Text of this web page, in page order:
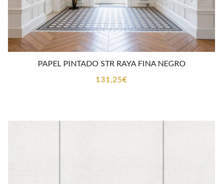
PAPEL PINTADO STR RAYA FINA NEGRO
131,25€